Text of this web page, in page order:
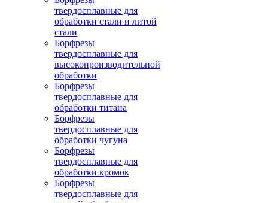
твердосплавные для
обработки стали и литой
стали
Борфрезы
твердосплавные для
высокопроизводительной
обработки
Борфрезы
твердосплавные для
обработки титана
Борфрезы
твердосплавные для
обработки чугуна
Борфрезы
твердосплавные для
обработки кромок
Борфрезы
твердосплавные для